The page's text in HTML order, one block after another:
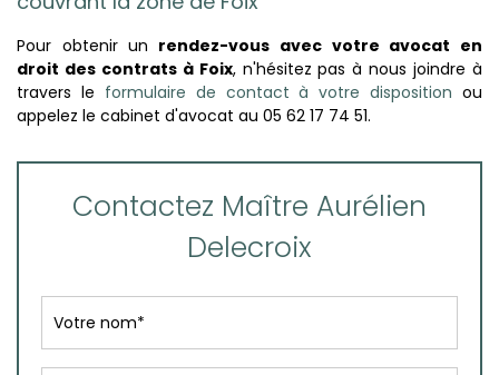
Pour obtenir un rendez-vous avec votre avocat en
droit des contrats à Foix, n'hésitez pas à nous joindre à
travers le formulaire de contact à votre disposition ou
appelez le cabinet d'avocat au 05 62 17 74 51.
Contactez Maître Aurélien
Delecroix